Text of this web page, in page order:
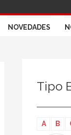
NOVEDADES
Tipo
A B